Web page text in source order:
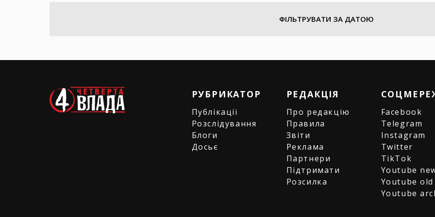
ФІЛЬТРУВАТИ ЗА ДАТОЮ
РУБРИКАТОР
Публікації
Розслідування
Блоги
Досьє
РЕДАКЦІЯ
Про редакцію
Правила
Звіти
Реклама
Партнери
Підтримати
Розсилка
Facebook
Telegram
Instagram
Twitter
TikTok
Youtube
Youtube old
Youtube